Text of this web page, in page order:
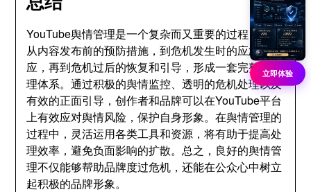
YouTube舆情管理是一个复杂而又重要的过程，需要
从内容发布前的预防措施，到危机发生时的应急响
应，再到危机过后的恢复和引导，形成一套完整的管
理体系。通过积极的舆情监控、透明的危机处理以及
有效的正面引导，创作者和品牌可以在YouTube平台
上有效应对舆情风险，保护自身形象。在舆情管理的
过程中，灵活运用各类工具和资源，将有助于提高处
理效率，避免负面影响的扩散。总之，良好的舆情管
理不仅能够帮助品牌度过危机，还能在公众心中树立
起积极的品牌形象。
立即体验